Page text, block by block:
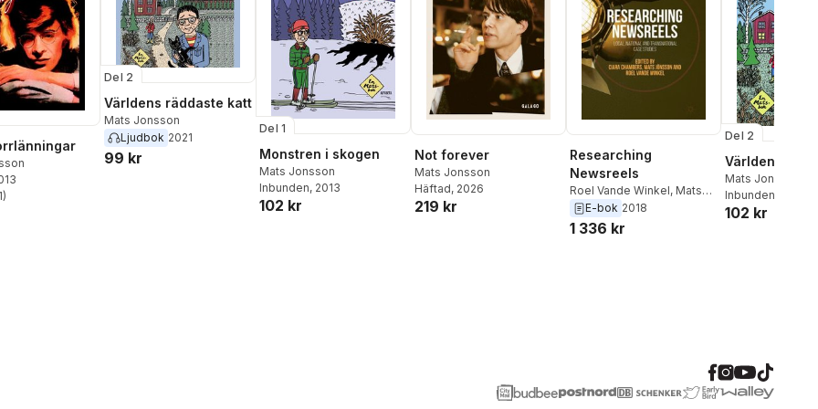
Totalt antal röster:
)
Del 2
Världens räddaste katt
Mats Jonsson
Ljudbok 2021
99 kr
Del 1
Monstren i skogen
Mats Jonsson
Inbunden, 2013
102 kr
Not forever
Mats Jonsson
Häftad, 2026
219 kr
Researching
Newsreels
Roel Vande Winkel, Mats
Jonsson, Ciara Chambers
E-bok 2018
1 336 kr
Del 2
Världens
Mats Jonsson
Inbunden
102 kr